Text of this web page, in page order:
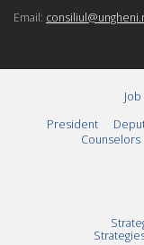
Email:
President
Counselors